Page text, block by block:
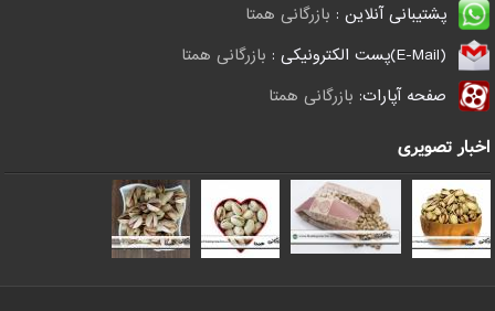
پشتیبانی آنلاین : بازرگانی همتا
(E-Mail)پست الکترونیکی :
بازرگانی همتا
صفحه آپارات: بازرگانی همتا
اخبار تصویری